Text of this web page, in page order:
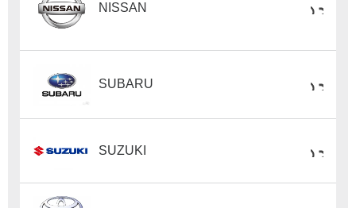
NISSAN
SUBARU
SUZUKI